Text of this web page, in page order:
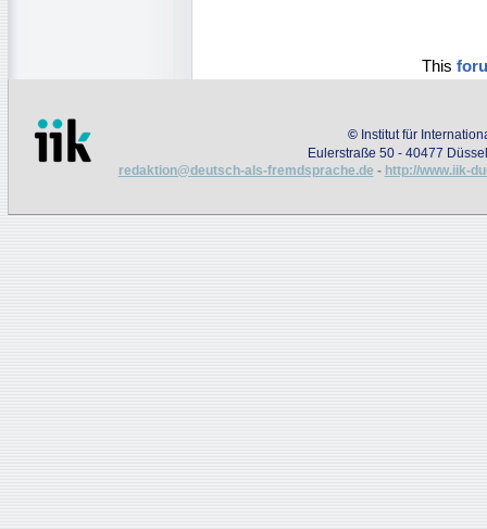
This
© Institut für
Eulerstraße 50 - 40477
redaktion@deutsch-als-fremdsprache.de - http://www.iik-